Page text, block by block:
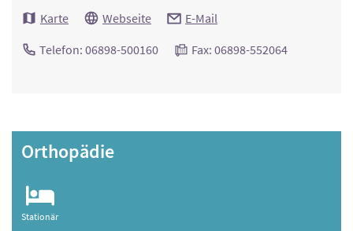
Karte
Webseite E-Mail
Telefon: 06898-500160 Fax: 06898-552064
Orthopädie
Stationär